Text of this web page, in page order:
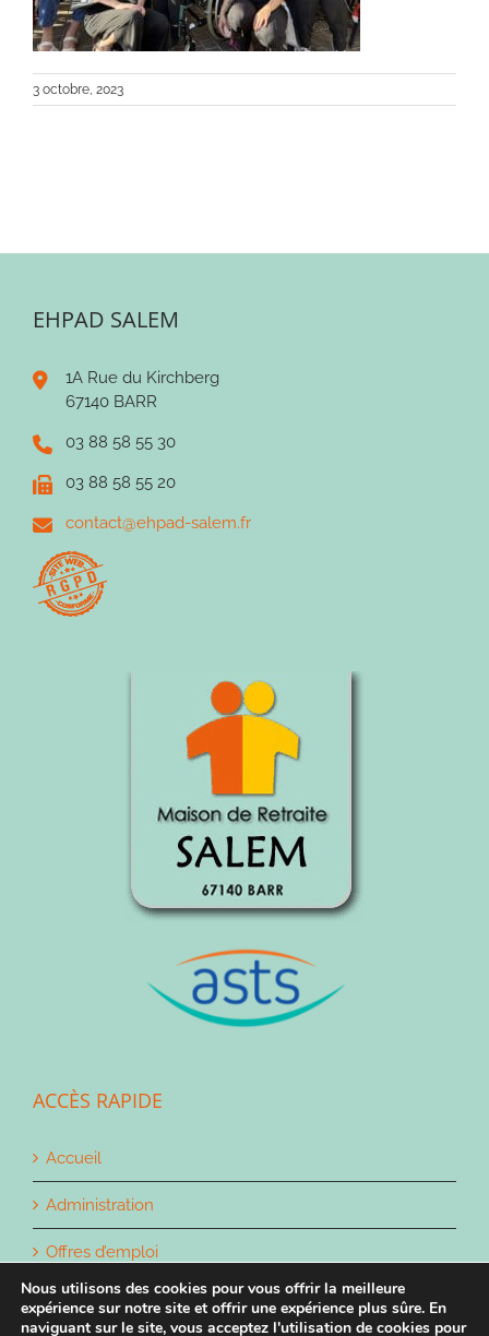
3 octobre, 2023
EHPAD SALEM
1A Rue du Kirchberg
67140 BARR
03 88 58 55 30
03 88 58 55 20
contact@ehpad-salem.fr
ACCÈS RAPIDE
Accueil
Administration
Offres d’emploi
Contact
Nous utilisons des cookies pour vous offrir la meilleure
expérience sur notre site et offrir une expérience plus sûre. En
naviguant sur le site, vous acceptez l'utilisation de cookies pour